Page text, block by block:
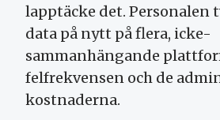
lapptäcke det. Personalen
data på nytt på flera, icke-
sammanhängande
felfrekvensen och de
kostnaderna.